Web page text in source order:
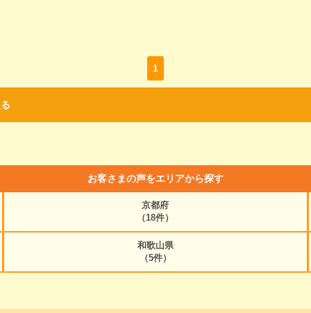
1
お客さまの声をエリアから探す
京都府
（18件）
和歌山県
（5件）